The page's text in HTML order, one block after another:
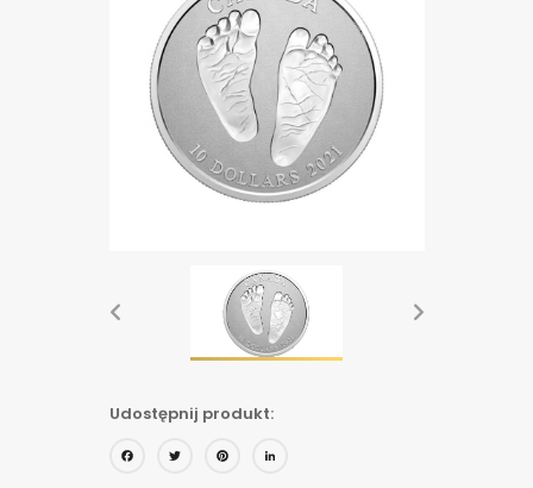
Udostępnij produkt:
Facebook
TwitterPinterest